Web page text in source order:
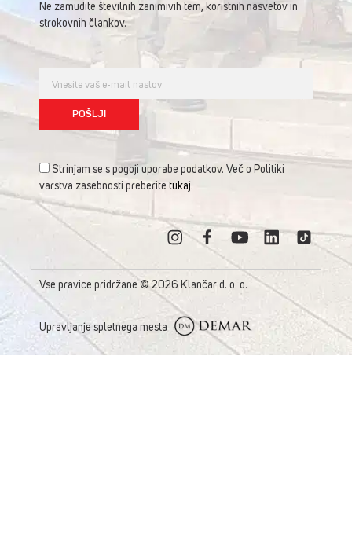
Ne zamudite številnih zanimivih tem, koristnih nasvetov in
strokovnih člankov.
Strinjam se s pogoji uporabe podatkov. Več o Politiki
varstva zasebnosti preberite tukaj.
Vse pravice pridržane © 2026 Klančar d. o. o.
Upravljanje spletnega mesta